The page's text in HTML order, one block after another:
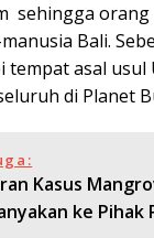
sehingga
Bali.
tempat asal
di Planet
Kasus
ke Pihak